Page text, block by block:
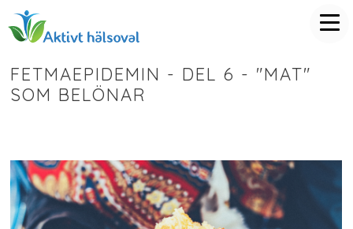
FETMAEPIDEMIN - DEL 6 - "MAT"
SOM BELÖNAR